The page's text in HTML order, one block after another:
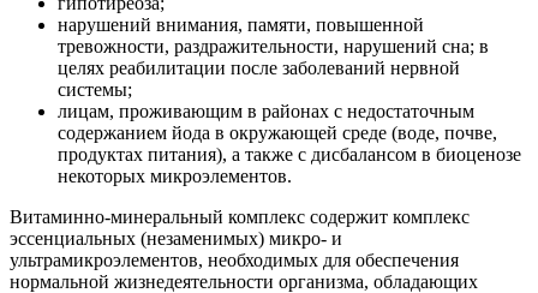
нарушений внимания, памяти, повышенной
тревожности, раздражительности, нарушений сна; в
целях реабилитации после заболеваний нервной
системы;
лицам, проживающим в районах с недостаточным
содержанием йода в окружающей среде (воде, почве,
продуктах питания), а также с дисбалансом в биоценозе
некоторых микроэлементов.
Витаминно-минеральный комплекс содержит комплекс
эссенциальных (незаменимых) микро- и
ультрамикроэлементов, необходимых для обеспечения
нормальной жизнедеятельности организма, обладающих